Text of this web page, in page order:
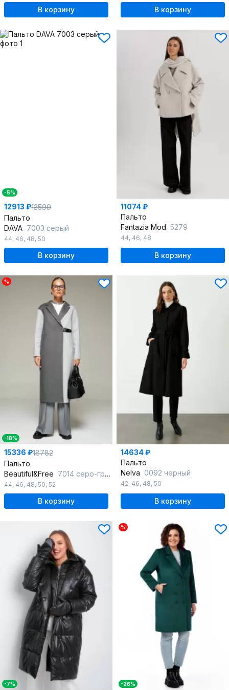
В корзину В корзину
-5%
12913 ₽13590
Пальто
DAVA 7003 серый
44, 46, 48, 50
В корзину
11074 ₽
Пальто
Fantazia Mod 5279
44, 46, 48
В корзину
%
-18%
15336 ₽18782
Пальто
Beautiful&Free 7014 серо-графитовый
44, 46, 48, 50, 52
В корзину
14634 ₽
Пальто
Nelva 0092 черный
42, 46, 48, 50
В корзину
-7%
%
-26%